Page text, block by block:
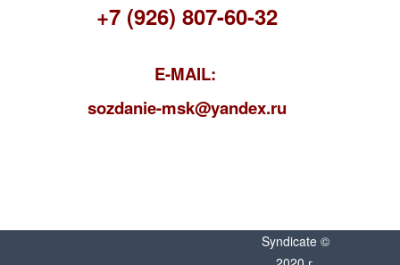
+7 (926) 807-60-32
E-MAIL:
sozdanie-msk@yandex.ru
Syndicate ©